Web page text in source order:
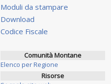
Moduli da stampare
Download
Codice Fiscale
Comunità Montane
Elenco per Regione
Risorse